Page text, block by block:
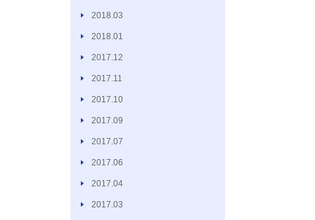
2018.03
2018.01
2017.12
2017.11
2017.10
2017.09
2017.07
2017.06
2017.04
2017.03